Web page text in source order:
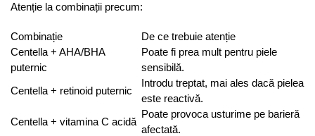
Atenție la combinații precum:
Combinație
De ce trebuie atenție
Centella + AHA/BHA
puternic
Poate fi prea mult pentru piele
sensibilă.
Centella + retinoid puternic
Introdu treptat, mai ales dacă pielea
este reactivă.
Centella + vitamina C acidă
Poate provoca usturime pe barieră
afectată.